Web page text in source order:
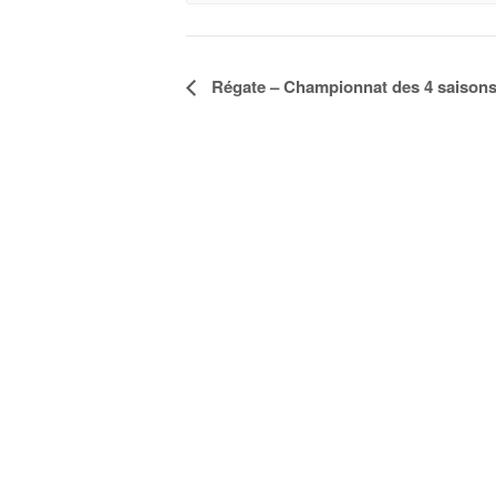
Navigation
Régate – Championnat des 4 saisons